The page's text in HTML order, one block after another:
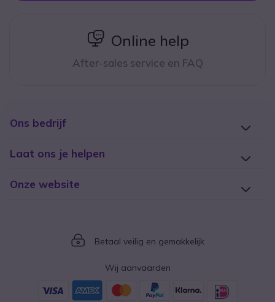
icon
Online help
After-sales service en FAQ
Ons bedrijf
Laat ons je helpen
Onze website
Icon
Betaal veilig en gemakkelijk
Wij aanvaarden